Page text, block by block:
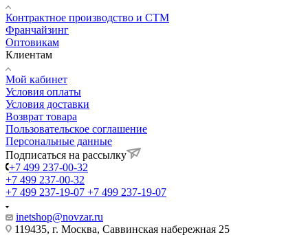
Контрактное производство и СТМ
Франчайзинг
Оптовикам
Клиентам
Мой кабинет
Условия оплаты
Условия доставки
Возврат товара
Пользовательское соглашение
Персональные данные
Подписаться на рассылку
+7 499 237-00-32
+7 499 237-00-32
+7 499 237-19-07 +7 499 237-19-07
inetshop@novzar.ru
119435, г. Москва, Саввинская набережная 25